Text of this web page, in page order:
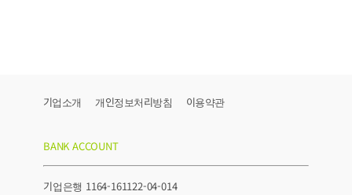
기업소개 개인정보처리방침 이용약관
BANK ACCOUNT
기업은행 1164-161122-04-014